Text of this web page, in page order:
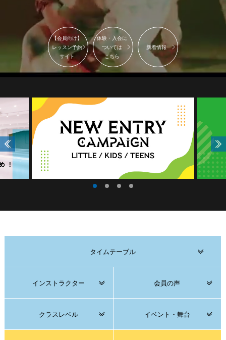
【会員向け】
レッスン予約
サイト
体験・入会に
ついては
こちら
新着情報
タイムテーブル
インストラクター 会員の声
クラスレベル イベント・舞台